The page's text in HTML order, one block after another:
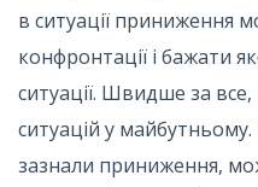
в ситуації приниження
конфронтації і бажати
ситуації. Швидше за
ситуацій у майбутньому.
зазнали приниження,